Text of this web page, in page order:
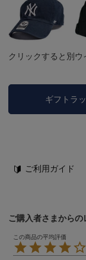
クリックすると別
ギフトラ
ご利用ガイド
ご購入者さまからの